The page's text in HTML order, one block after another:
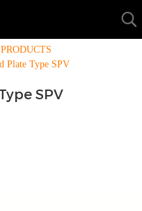
Plate Type SPV
SPV